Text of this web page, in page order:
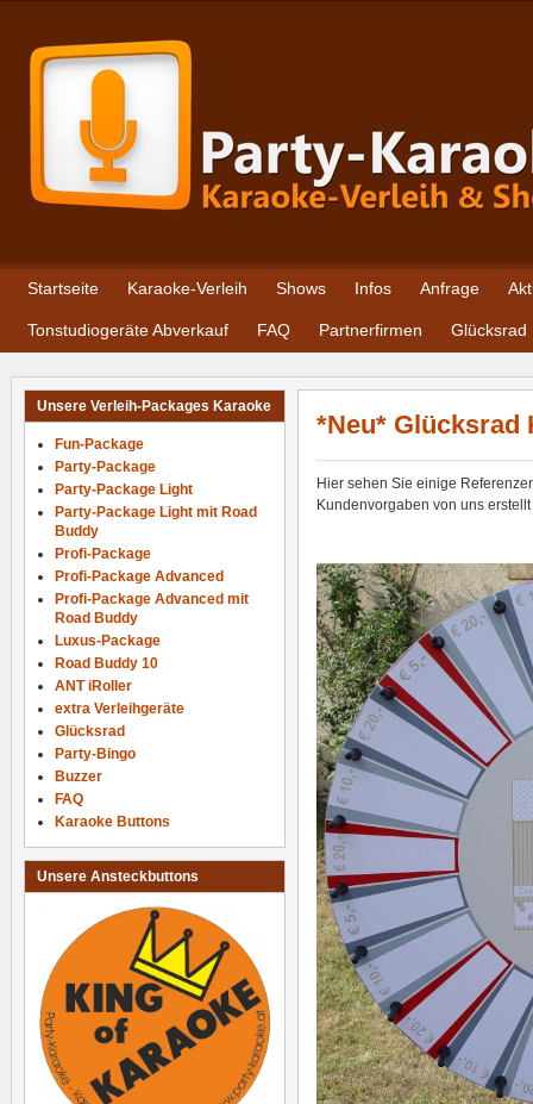
Startseite Karaoke-Verleih Shows Infos Anfrage
Tonstudiogeräte Abverkauf FAQ Partnerfirmen Glücksrad
*Neu* Glücksrad
Hier sehen Sie einige
Kundenvorgaben von uns
Unsere Verleih-Packages Karaoke
Fun-Package
Party-Package
Party-Package Light
Party-Package Light mit Road
Buddy
Profi-Package
Profi-Package Advanced
Profi-Package Advanced mit
Road Buddy
Luxus-Package
Road Buddy 10
ANT iRoller
extra Verleihgeräte
Glücksrad
Party-Bingo
Buzzer
FAQ
Karaoke Buttons
Unsere Ansteckbuttons